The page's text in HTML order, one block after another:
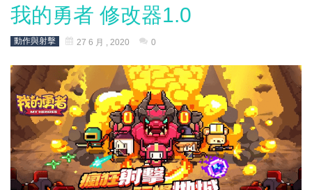
我的勇者 修改器1.0
動作與射擊 27 6 月 , 2020 0